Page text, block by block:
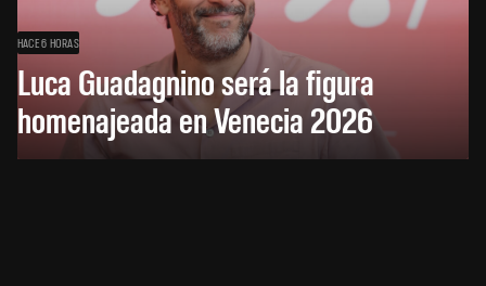
HACE 6 HORAS
Luca Guadagnino será la figura
homenajeada en Venecia 2026